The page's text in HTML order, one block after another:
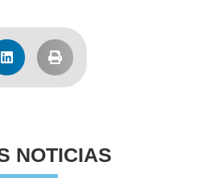
NOTICIAS